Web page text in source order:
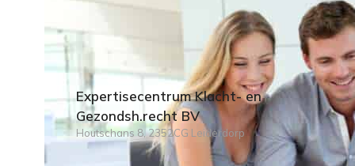
Expertisecentrum Klacht- en
Gezondsh.recht BV
Houtschans 8, 2352CG Leiderdorp